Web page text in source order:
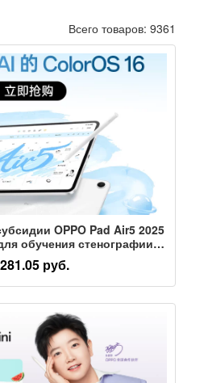
Всего товаров: 9361
OPPO Pad Air5 2025
обучения стенографии в
с ультрачистым экраном
разрешением 2,8 Кб
руб.